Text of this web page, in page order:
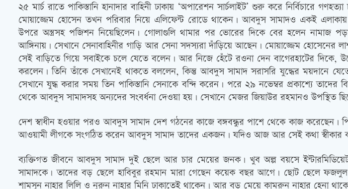
২৫ মার্চ রাতে পাকিস্তানি হানাদার বাহিনী ঢাকায় ‘অপারেশন সার্চলাইট’ শুরু করে নির্বিচারে
মোয়াজ্জেম হোসেন তখন পরিবার নিয়ে এলিফেন্ট রোডে থাকেন। আবদুস সামাদও একই
উপরে অস্ত্রসহ পজিশন নিয়েছিলেন। গোলাগুলি থামার পর ভোরের দিকে বের হলেন নামাজ
আঙ্গিনায়। সেখানে সেনাবাহিনীর গাড়ি আর সেনা সদস্যরা দাঁড়িয়ে আছেন। মোয়াজ্জেম হোসেনের
সেই বাড়িতে গিয়ে সবাইকে চলে যেতে বলেন। আর নিজে হেঁটে রওনা দেন বাগেরহাটের দিকে,
করলেন। তিনি তাঁকে সেখানেই থাকতে বললেন, কিন্তু আবদুস সামাদ সরাসরি যুদ্ধের ময়দানে
সেখানে যুদ্ধ করার সময় তিন পাকিস্তানি সেনাকে বন্দি করেন। পরে ২৯ নভেম্বর প্রকাশ্যে
থেকে আবদুস সামাদসহ অন্যদের সংবর্ধনা দেওয়া হয়। সেখানে মেজর জিয়াউর রহমানও উপস্থিত
দেশ স্বাধীন হওয়ার পরও আবদুস সামাদ দেশ গঠনের কাজে বঙ্গবন্ধুর পাশে থেকে কাজ
আওয়ামী লীগকে সংগঠিত করেন আবদুস সামাদ তাদের একজন। যদিও আজ আর সেই কথা স্বীকার
ব্যক্তিগত জীবনে আবদুস সামাদ দুই ছেলে আর চার মেয়ের জনক। খুব অল্প বয়সে ইন্টারমিডিয়েট
সামাদকে। তাদের বড় ছেলে হাবিবুর রহমান মারা গেছেন কয়েক বছর আগে। ছোট ছেলে ফজলুল
শামসুন নাহার লিলি ও নুরুন নাহার মিনি ঢাকাতেই থাকেন। আর বড় মেয়ে কামরুন নাহার হেনা